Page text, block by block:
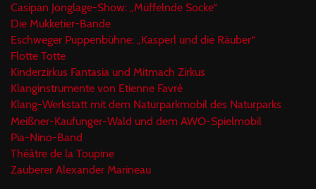
Casipan Jonglage-Show: „Müffelnde Socke“
Die Mukketier-Bande
Eschweger Puppenbühne: „Kasperl und die Räuber“
Flotte Totte
Kinderzirkus Fantasia und Mitmach Zirkus
Klanginstrumente von Etienne Favré
Klang-Werkstatt mit dem Naturparkmobil des Naturparks
Meißner-Kaufunger-Wald und dem AWO-Spielmobil
Pia-Nino-Band
Théâtre de la Toupine
Zauberer Alexander Marineau